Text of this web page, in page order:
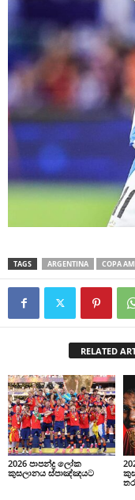
TAGS ARGENTINA COPA
RELATED
2026 පාපන්දු ලෝක
කුසලානය ස්පාඤ්ඤයට